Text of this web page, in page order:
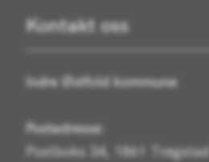
Kontakt oss
Indre Østfold kommune
Postadresse:
Postboks 34, 1861 Trøgstad